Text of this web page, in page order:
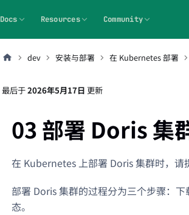
Docs Resources Community
dev 安装与部署 在 Kubernetes 部署
最后于2026年5月17日 更新
03 部署 Doris 集
在 Kubernetes 上部署 Doris 集群时，请
部署 Doris 集群的过程分为三个步骤：
态。